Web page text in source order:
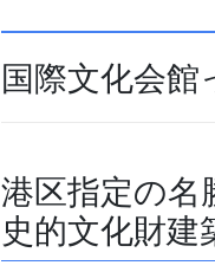
国際文化会館
港区指定の名
史的文化財建